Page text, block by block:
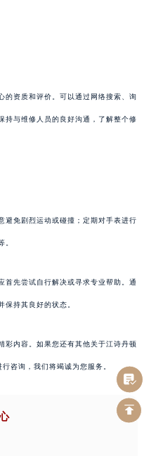
的资质和评价。可以通过网络搜索、询
持与维修人员的良好沟通，了解整个修
避免剧烈运动或碰撞；定期对手表进行
。
首先尝试自行解决或寻求专业帮助。通
保持其良好的状态。
彩内容。如果您还有其他关于江诗丹顿
咨询，我们将竭诚为您服务。